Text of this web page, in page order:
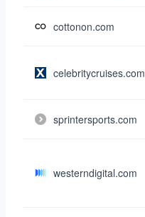
cottonon.com
celebritycruises.com
sprintersports.com
westerndigital.com